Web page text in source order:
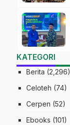
KATEGORI
Berita (2,296)
Celoteh (74)
Cerpen (52)
Ebooks (101)